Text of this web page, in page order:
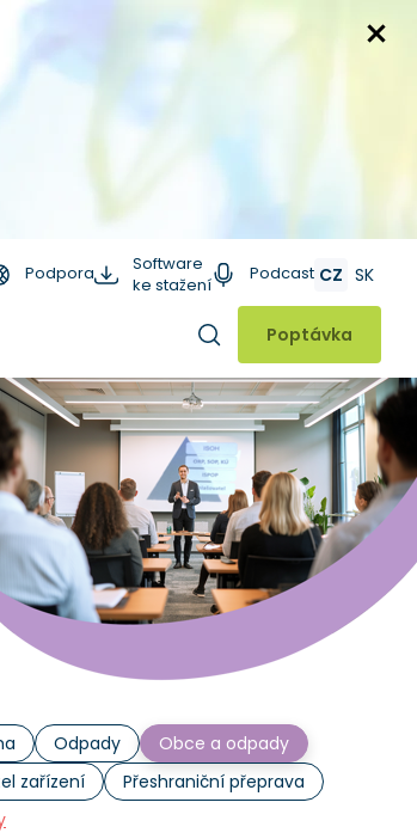
Podpora
Software
ke stažení
Podcast CZ SK
Hledat
Poptávka
Odpady
Obce a odpady
zařízení
Přeshraniční přeprava